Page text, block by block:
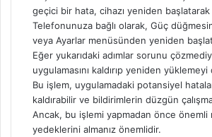
geçici bir hata, cihazı yeniden
Telefonunuza bağlı olarak, Güç
veya Ayarlar menüsünden yeniden
Eğer yukarıdaki adımlar sorunu
uygulamasını kaldırıp yeniden
Bu işlem, uygulamadaki potansiyel
kaldırabilir ve bildirimlerin düzgün
Ancak, bu işlemi yapmadan önce önemli
yedeklerini almanız önemlidir.